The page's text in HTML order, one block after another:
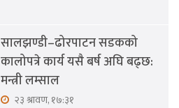
सालझण्डी–ढोरपाटन सडकको
कालोपत्रे कार्य यसै बर्ष अघि बढ्छ:
मन्त्री लम्साल
२३ श्रावण, १७:३१